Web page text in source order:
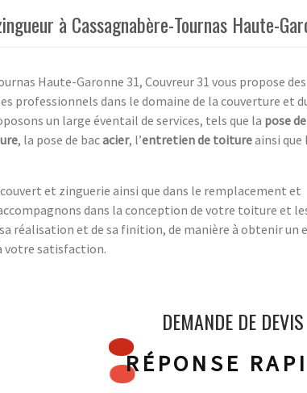
à Cassagnabère-Tournas Haute-
Haute-Garonne 31, Couvreur 31 vous propose des
professionnels dans le domaine de la couverture et
un large éventail de services, tels que la pose
, la pose de bacacier, l’entretien de toitureainsi
et zinguerie ainsi que dans le remplacement et
dans la conception de votre toiture et
réalisation et de sa finition, de manière à obtenir un
votre satisfaction.
DEMANDE DE DEVIS
RÉPONSE